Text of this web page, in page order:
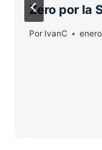
Zero por la
Por IvanC